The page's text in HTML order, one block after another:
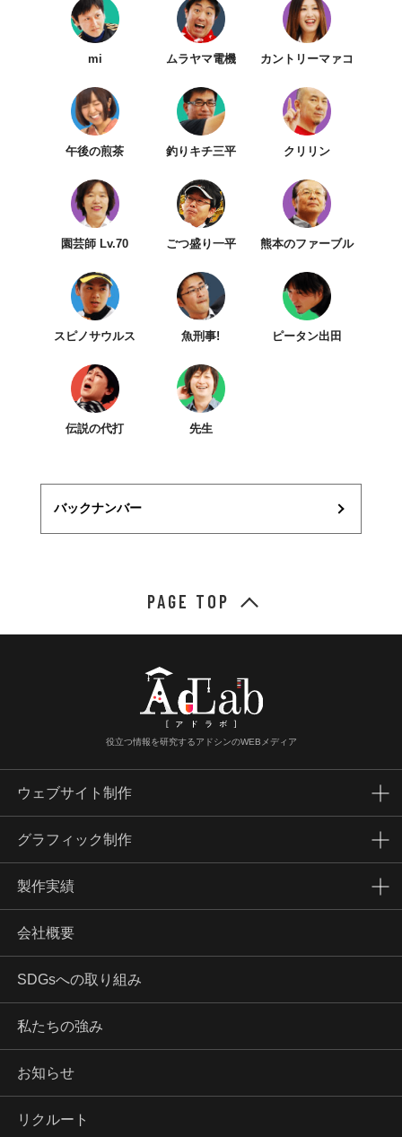
mi ムラヤマ電機 カントリーマァコ
午後の煎茶 釣りキチ三平 クリリン
園芸師 Lv.70 ごつ盛り一平 熊本のファーブル
スピノサウルス 魚刑事! ピータン出田
伝説の代打 先生
バックナンバー
PAGE TOP
役立つ情報を研究するアドシンのWEBメディア
ウェブサイト制作
グラフィック制作
製作実績
会社概要
SDGsへの取り組み
私たちの強み
お知らせ
リクルート